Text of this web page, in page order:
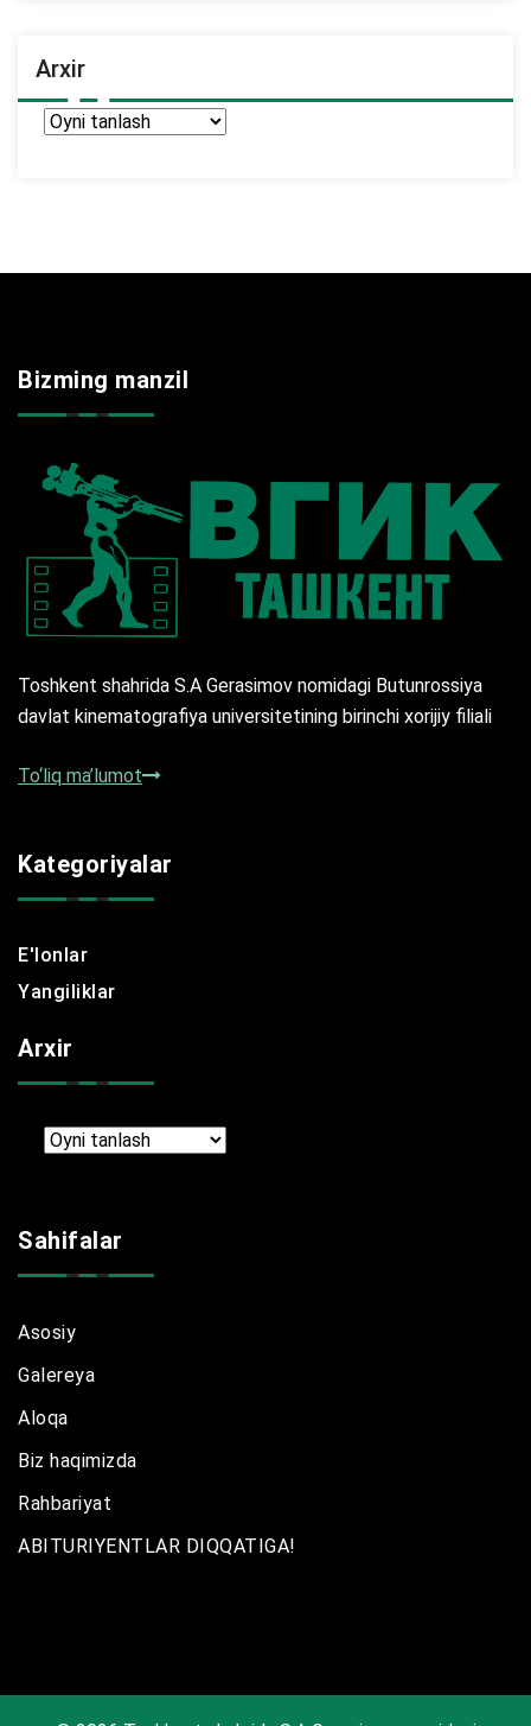
Arxir
Arxir
Bizming manzil
Toshkent shahrida S.A Gerasimov nomidagi Butunrossiya
davlat kinematografiya universitetining birinchi xorijiy filiali
To‘liq ma’lumot
Kategoriyalar
E'lonlar
Yangiliklar
Arxir
Arxir
Sahifalar
Asosiy
Galereya
Aloqa
Biz haqimizda
Rahbariyat
ABITURIYENTLAR DIQQATIGA!